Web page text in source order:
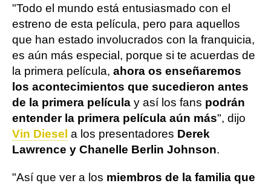
"Todo el mundo está entusiasmado con el
estreno de esta película, pero para aquellos
que han estado involucrados con la franquicia,
es aún más especial, porque si te acuerdas de
la primera película, ahora os enseñaremos
los acontecimientos que sucedieron antes
de la primera película y así los fans podrán
entender la primera película aún más", dijo
Vin Diesel a los presentadores Derek
Lawrence y Chanelle Berlin Johnson.
"Así que ver a los miembros de la familia que